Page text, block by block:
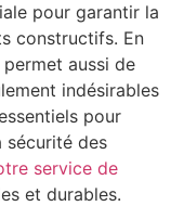
pour garantir la
constructifs. En
aussi de
indésirables
pour
sécurité des
service de
et durables.